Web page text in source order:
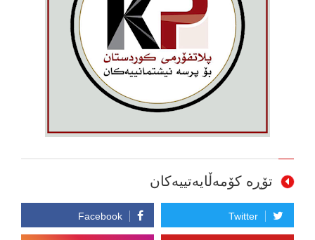
تۆڕە کۆمەڵایەتییەکان